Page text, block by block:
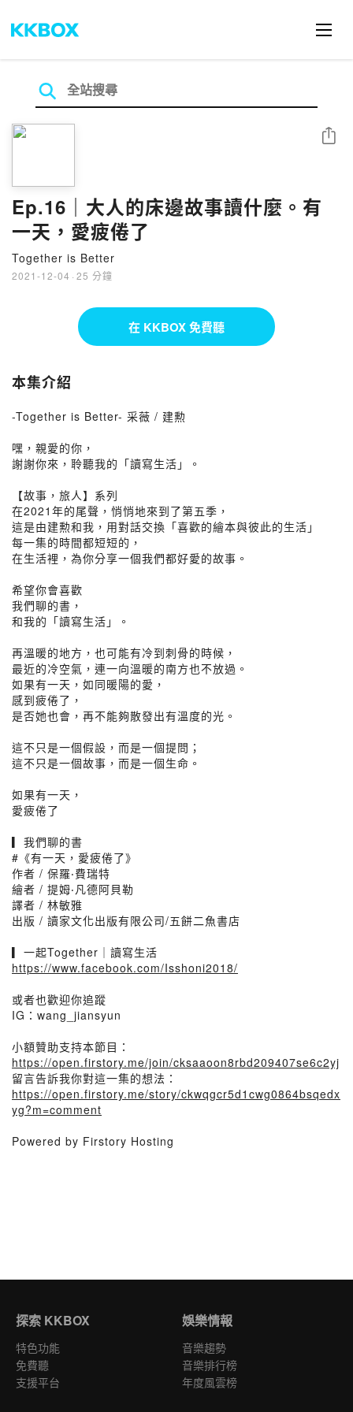
Ep.16｜大人的床邊故事讀什麼。有
一天，愛疲倦了
Together is Better
2021-12-04 · 25 分鐘
分享
在 KKBOX 免費聽
本集介紹
-Together is Better- 采薇 / 建勲
嘿，親愛的你，
謝謝你來，聆聽我的「讀寫生活」。
【故事，旅人】系列
在2021年的尾聲，悄悄地來到了第五季，
這是由建勲和我，用對話交換「喜歡的繪本與彼此的生活」
每一集的時間都短短的，
在生活裡，為你分享一個我們都好愛的故事。
希望你會喜歡
我們聊的書，
和我的「讀寫生活」。
再溫暖的地方，也可能有冷到刺骨的時候，
最近的冷空氣，連一向溫暖的南方也不放過。
如果有一天，如同暖陽的愛，
感到疲倦了，
是否她也會，再不能夠散發出有溫度的光。
這不只是一個假設，而是一個提問；
這不只是一個故事，而是一個生命。
如果有一天，
愛疲倦了
▎我們聊的書
#《有一天，愛疲倦了》
作者 / 保羅‧費瑞特
繪者 / 提姆‧凡德阿貝勒
譯者 / 林敏雅
出版 / 讀家文化出版有限公司/五餅二魚書店
▎一起Together｜讀寫生活
https://www.facebook.com/Isshoni2018/
或者也歡迎你追蹤
IG：wang_jiansyun
小額贊助支持本節目：
https://open.firstory.me/join/cksaaoon8rbd209407se6c2yj
留言告訴我你對這一集的想法：
https://open.firstory.me/story/ckwqgcr5d1cwg0864bsqedx
yg?m=comment
Powered by Firstory Hosting
探索 KKBOX
特色功能
免費聽
支援平台
娛樂情報
音樂趨勢
音樂排行榜
年度風雲榜